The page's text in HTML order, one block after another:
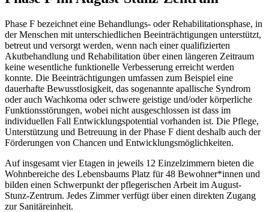
Phase F bezeichnet eine Behandlungs- oder Rehabilitationsphase, in
der Menschen mit unterschiedlichen Beeinträchtigungen unterstützt,
betreut und versorgt werden, wenn nach einer qualifizierten
Akutbehandlung und Rehabilitation über einen längeren Zeitraum
keine wesentliche funktionelle Verbesserung erreicht werden
konnte. Die Beeinträchtigungen umfassen zum Beispiel eine
dauerhafte Bewusstlosigkeit, das sogenannte apallische Syndrom
oder auch Wachkoma oder schwere geistige und/oder körperliche
Funktionsstörungen, wobei nicht ausgeschlossen ist dass im
individuellen Fall Entwicklungspotential vorhanden ist. Die Pflege,
Unterstützung und Betreuung in der Phase F dient deshalb auch der
Förderungen von Chancen und Entwicklungsmöglichkeiten.
Auf insgesamt vier Etagen in jeweils 12 Einzelzimmern bieten die
Wohnbereiche des Lebensbaums Platz für 48 Bewohner*innen und
bilden einen Schwerpunkt der pflegerischen Arbeit im August-
Stunz-Zentrum. Jedes Zimmer verfügt über einen direkten Zugang
zur Sanitäreinheit.